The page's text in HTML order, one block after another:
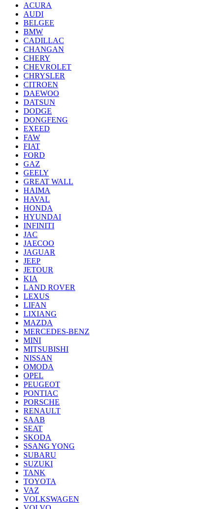
ACURA
AUDI
BELGEE
BMW
CADILLAC
CHANGAN
CHERY
CHEVROLET
CHRYSLER
CITROEN
DAEWOO
DATSUN
DODGE
DONGFENG
EXEED
FAW
FIAT
FORD
GAZ
GEELY
GREAT WALL
HAIMA
HAVAL
HONDA
HYUNDAI
INFINITI
JAC
JAECOO
JAGUAR
JEEP
JETOUR
KIA
LAND ROVER
LEXUS
LIFAN
LIXIANG
MAZDA
MERCEDES-BENZ
MINI
MITSUBISHI
NISSAN
OMODA
OPEL
PEUGEOT
PONTIAC
PORSCHE
RENAULT
SAAB
SEAT
SKODA
SSANG YONG
SUBARU
SUZUKI
TANK
TOYOTA
VAZ
VOLKSWAGEN